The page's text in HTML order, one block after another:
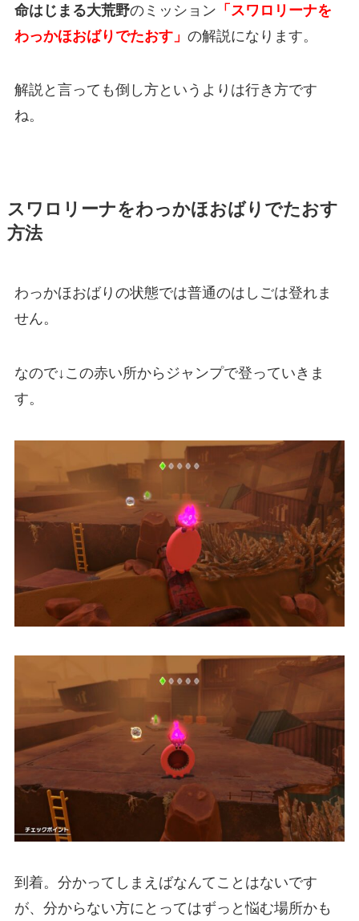
命はじまる大荒野のミッション 「スワロリーナを
わっかほおばりでたおす」 の解説になります。
解説と言っても倒し方というよりは行き方です
ね。
スワロリーナをわっかほおばりでたおす
方法
わっかほおばりの状態では普通のはしごは登れま
せん。
なので↓この赤い所からジャンプで登っていきま
す。
到着。分かってしまえばなんてことはないです
が、分からない方にとってはずっと悩む場所かも